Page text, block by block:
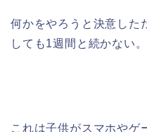
何かをやろうと決意した
しても1週間と続かない。
これは子供がスマホやゲ